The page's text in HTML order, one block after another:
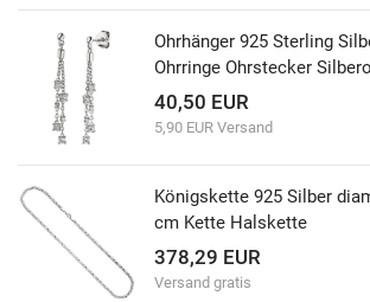
Ohrhänger 925 Sterling
Ohrringe Ohrstecker
40,50 EUR
5,90 EUR Versand
Königskette 925 Silber
cm Kette Halskette
378,29 EUR
Versand gratis